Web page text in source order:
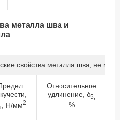
металла шва и
свойства металла шва, не
, Н/мм2
Относительное
удлинение, δ5,
%